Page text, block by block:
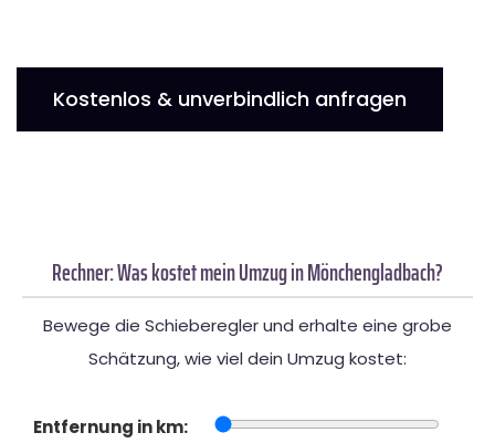
Kostenlos & unverbindlich anfragen
Rechner: Was kostet mein Umzug in Mönchengladbach?
Bewege die Schieberegler und erhalte eine grobe
Schätzung, wie viel dein Umzug kostet:
Entfernung in km: